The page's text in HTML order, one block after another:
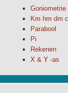
Goniometrie
Km hm dm
Parabool
Pi
Rekenen
X & Y -as